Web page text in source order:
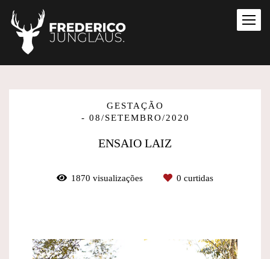
GESTAÇÃO
08/SETEMBRO/2020
ENSAIO LAIZ
1870 visualizações 0 curtidas